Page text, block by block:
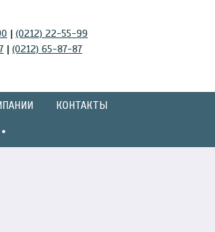
|(0212) 22-55-99
|(0212) 65-87-87
КОНТАКТЫ